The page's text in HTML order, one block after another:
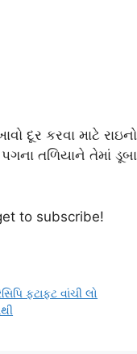
દૂર કરવા માટે
તળિયાને તેમાં
to subscribe!
ફટાફટ વાંચી લો